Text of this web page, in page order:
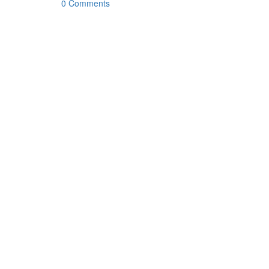
0 Comments